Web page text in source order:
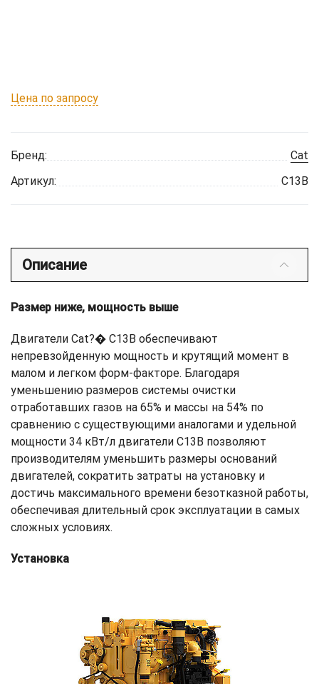
Цена по запросу
Бренд:
Cat
Артикул:
C13B
Описание
Размер ниже, мощность выше
Двигатели Cat?� C13B обеспечивают
непревзойденную мощность и крутящий момент в
малом и легком форм-факторе. Благодаря
уменьшению размеров системы очистки
отработавших газов на 65% и массы на 54% по
сравнению с существующими аналогами и удельной
мощности 34 кВт/л двигатели C13B позволяют
производителям уменьшить размеры оснований
двигателей, сократить затраты на установку и
достичь максимального времени безотказной работы,
обеспечивая длительный срок эксплуатации в самых
сложных условиях.
Установка